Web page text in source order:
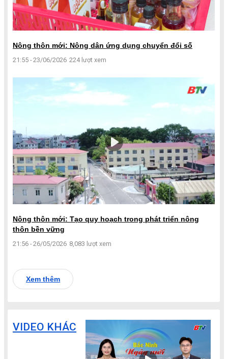
Nông thôn mới: Nông dân ứng dụng chuyển đổi số
21:55 - 23/06/2026 224 lượt xem
Nông thôn mới: Tạo quy hoạch trong phát triển nông
thôn bền vững
21:56 - 26/05/2026 8,083 lượt xem
Xem thêm
VIDEO KHÁC